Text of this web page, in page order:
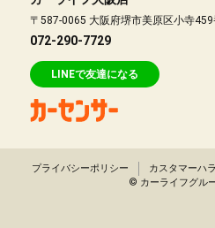
〒587-0065 大阪府堺市美原区小寺459
072-290-7729
LINEで友達になる
プライバシーポリシー カスタマーハ
© カーライフグル